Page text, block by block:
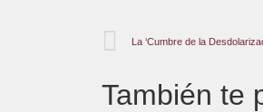
La ‘Cumbre de la
También te